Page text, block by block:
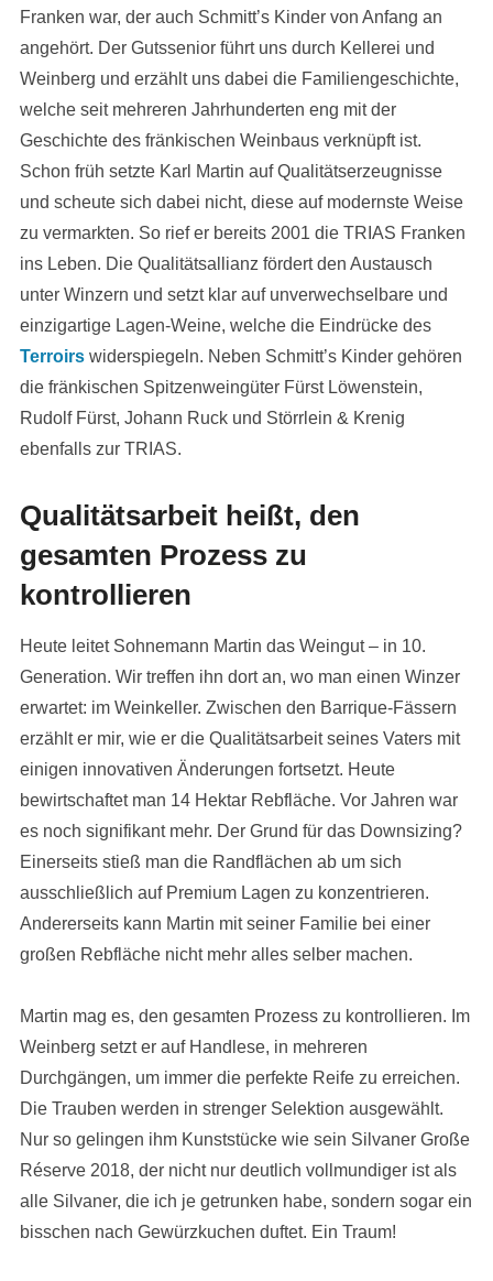
Franken war, der auch Schmitt’s Kinder von Anfang an
angehört. Der Gutssenior führt uns durch Kellerei und
Weinberg und erzählt uns dabei die Familiengeschichte,
welche seit mehreren Jahrhunderten eng mit der
Geschichte des fränkischen Weinbaus verknüpft ist.
Schon früh setzte Karl Martin auf Qualitätserzeugnisse
und scheute sich dabei nicht, diese auf modernste Weise
zu vermarkten. So rief er bereits 2001 die TRIAS Franken
ins Leben. Die Qualitätsallianz fördert den Austausch
unter Winzern und setzt klar auf unverwechselbare und
einzigartige Lagen-Weine, welche die Eindrücke des
Terroirswiderspiegeln. Neben Schmitt’s Kinder gehören
die fränkischen Spitzenweingüter Fürst Löwenstein,
Rudolf Fürst, Johann Ruck und Störrlein & Krenig
ebenfalls zur TRIAS.
Qualitätsarbeit heißt, den
gesamten Prozess zu
kontrollieren
Heute leitet Sohnemann Martin das Weingut – in 10.
Generation. Wir treffen ihn dort an, wo man einen Winzer
erwartet: im Weinkeller. Zwischen den Barrique-Fässern
erzählt er mir, wie er die Qualitätsarbeit seines Vaters mit
einigen innovativen Änderungen fortsetzt. Heute
bewirtschaftet man 14 Hektar Rebfläche. Vor Jahren war
es noch signifikant mehr. Der Grund für das Downsizing?
Einerseits stieß man die Randflächen ab um sich
ausschließlich auf Premium Lagen zu konzentrieren.
Andererseits kann Martin mit seiner Familie bei einer
großen Rebfläche nicht mehr alles selber machen.
Martin mag es, den gesamten Prozess zu kontrollieren. Im
Weinberg setzt er auf Handlese, in mehreren
Durchgängen, um immer die perfekte Reife zu erreichen.
Die Trauben werden in strenger Selektion ausgewählt.
Nur so gelingen ihm Kunststücke wie sein Silvaner Große
Réserve 2018, der nicht nur deutlich vollmundiger ist als
alle Silvaner, die ich je getrunken habe, sondern sogar ein
bisschen nach Gewürzkuchen duftet. Ein Traum!